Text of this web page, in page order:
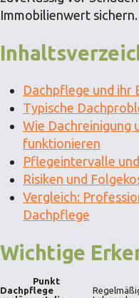
Immobilienwert sichern.
Dachpflege und ihr
Typische
Wie Dachreinigung
funktionieren
Pflegeintervalle
Risiken und
Vergleich:
Dachpflege
Wichtige
Punkt
Dachpflege